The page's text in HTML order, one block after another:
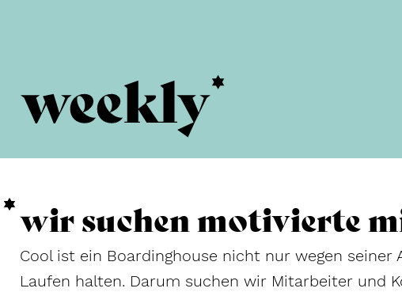
wir suchen motivierte
Cool ist ein Boardinghouse nicht nur wegen
Laufen halten. Darum suchen wir Mitarbeiter und